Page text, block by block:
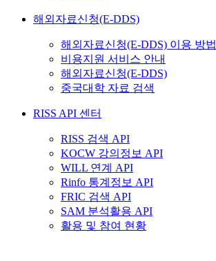
해외자료신청(E-DDS)
해외자료신청(E-DDS) 이용 방법
비용지원 서비스 안내
해외자료신청(E-DDS)
중국대학 자료 검색
RISS API 센터
RISS 검색 API
KOCW 강의정보 API
WILL 연계 API
Rinfo 통계정보 API
FRIC 검색 API
SAM 분석활용 API
활용 및 참여 현황